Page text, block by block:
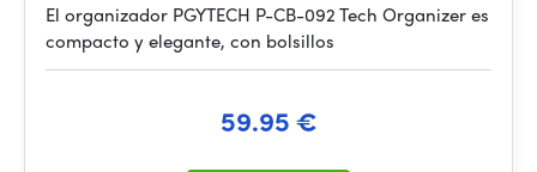
El organizador PGYTECH P-CB-092 Tech Organizer es
compacto y elegante, con bolsillos
59.95 €